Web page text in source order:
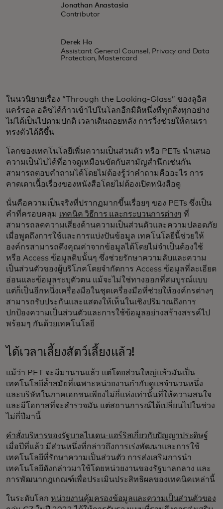
Jonathan Anastasia
Contributor
Derek Ho
Assistant General Counsel, Privacy and Data
Protection, Mastercard
ในนวนิยายเรื่อง “Through the Looking-Glass” ของลูอิส
แคร์รอล อลิซได้ก้าวเข้าไปในโลกอีกมิติหนึ่งที่ทุกสิ่งทุกอย่าง
ไม่ได้เป็นไปตามปกติ เวลาเดินถอยหลัง การวิ่งช่วยให้คนเรา
ทรงตัวได้ดีขึ้น
โลกของเทคโนโลยีเพิ่มความเป็นส่วนตัว หรือ PETs นำเสนอ
ความเป็นไปได้ที่อาจดูเหมือนขัดกับสามัญสำนึกเช่นกัน
สามารถตอบคำถามได้โดยไม่ต้องรู้ว่าคำถามคืออะไร การ
คาดเดาเนื้อเรื่องของหนังสือโดยไม่ต้องเปิดหนังสือดู
นั่นคือความเป็นจริงที่ปรากฏมากขึ้นเรื่อยๆ ของ PETs ซึ่งเป็น
คำที่ครอบคลุม เทคนิค วิธีการ และกระบวนการต่างๆ ที่
สามารถลดความเสี่ยงด้านความเป็นส่วนตัวและความปลอดภัย
เมื่อพูดถึงการใช้และการแบ่งปันข้อมูล เทคโนโลยีนี้ช่วยให้
องค์กรสามารถดึงคุณค่าจากข้อมูลได้โดยไม่จำเป็นต้องใช้
หรือ Access ข้อมูลดิบนั้นๆ ซึ่งช่วยรักษาความลับและความ
เป็นส่วนตัวของผู้บริโภคโดยจำกัดการ Access ข้อมูลที่ละเอียด
อ่อนและข้อมูลระบุตัวตน แม้จะไม่ใช่ทางออกที่สมบูรณ์แบบ
แต่ก็เป็นอีกหนึ่งเครื่องมือในชุดเครื่องมือที่ช่วยให้องค์กรต่างๆ
สามารถรับประกันและแสดงให้เห็นในเชิงปริมาณถึงการ
ปกป้องความเป็นส่วนตัวและการใช้ข้อมูลอย่างสร้างสรรค์ไป
พร้อมๆ กันด้วยเทคโนโลยี
ได้เวลาเลี้ยงสัตว์เลี้ยงแล้ว!
แม้ว่า PET จะมีมานานแล้ว แต่โดยส่วนใหญ่แล้วมันเป็น
เทคโนโลยีล้ำสมัยที่เฉพาะหน่วยงานกำกับดูแลจำนวนหนึ่ง
และบริษัทในภาคเอกชนเพียงไม่กี่แห่งเท่านั้นที่ให้ความสนใจ
และมีโอกาสที่จะสำรวจมัน แต่สถานการณ์ได้เปลี่ยนไปในช่วง
ไม่กี่ปีมานี้
คำสั่งบริหารของรัฐบาลไบเดน-แฮร์ริสเกี่ยวกับปัญญาประดิษฐ์
เมื่อปีที่แล้ว มีส่วนหนึ่งที่กล่าวถึงการเร่งพัฒนาและการใช้
เทคโนโลยีที่รักษาความเป็นส่วนตัว การส่งเสริมการนำ
เทคโนโลยีดังกล่าวมาใช้โดยหน่วยงานของรัฐบาลกลาง และ
การพัฒนากฎเกณฑ์เพื่อประเมินประสิทธิผลของเทคนิคเหล่านี้
ในระดับโลก หน่วยงานคุ้มครองข้อมูลและความเป็นส่วนตัวของ